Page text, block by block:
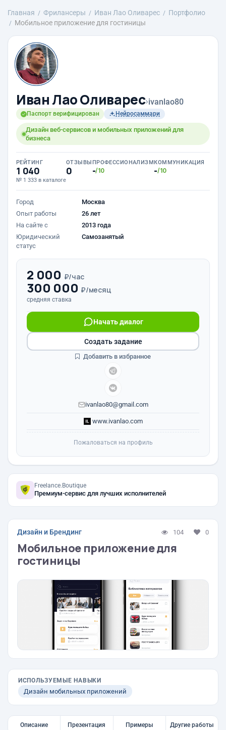
Главная Фрилансеры Иван Лао Оливарес
Портфолио
Мобильное приложение для гостиницы
Иван Лао Оливарес›ivanlao80
Паспорт верифицирован Нейросаммари
Дизайн веб-сервисов и мобильных приложений для
бизнеса
РЕЙТИНГ
1 040
№ 1 333 в каталоге
ОТЗЫВЫ
0
ПРОФЕССИОНАЛИЗМ
-/10
КОММУНИКАЦИЯ
-/10
Город
Москва
Опыт работы
26 лет
На сайте с
2013 года
Юридический
статус
Самозанятый
2 000 ₽/час
300 000 ₽/месяц
средняя ставка
Начать диалог
ivanlao80@gmail.com
www.ivanlao.com
Создать задание
Добавить в избранное
Пожаловаться на профиль
Freelance.Boutique
Премиум-сервис для лучших исполнителей
Дизайн и Брендинг 104 0
Мобильное приложение для
гостиницы
ИСПОЛЬЗУЕМЫЕ НАВЫКИ
Дизайн мобильных приложений
Описание Презентация Примеры Другие работы